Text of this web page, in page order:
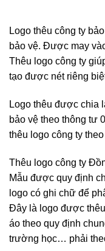
Logo thêu công ty
bảo vệ. Được may
Thêu logo công ty
tạo được nét riêng
Logo thêu được chia
bảo vệ theo thông tư
thêu logo công ty
Thêu logo công ty
Mẫu được quy định
logo có ghi chữ để
Đây là logo được
áo theo quy định
trường học… phải